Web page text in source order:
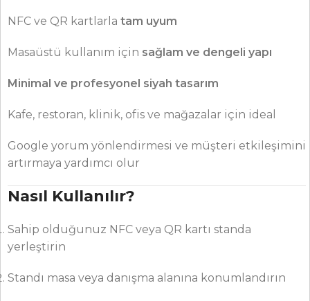
NFC ve QR kartlarla tam uyum
Masaüstü kullanım için sağlam ve dengeli yapı
Minimal ve profesyonel siyah tasarım
Kafe, restoran, klinik, ofis ve mağazalar için ideal
Google yorum yönlendirmesi ve müşteri etkileşimini
artırmaya yardımcı olur
Nasıl Kullanılır?
Sahip olduğunuz NFC veya QR kartı standa
yerleştirin
Standı masa veya danışma alanına konumlandırın